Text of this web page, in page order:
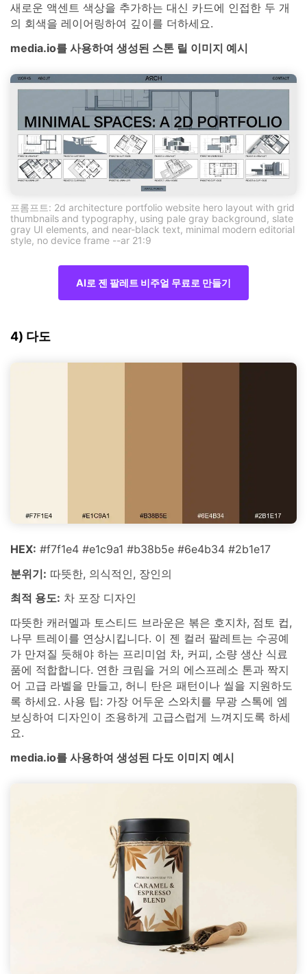
새로운 액센트 색상을 추가하는 대신 카드에 인접한 두 개
의 회색을 레이어링하여 깊이를 더하세요.
media.io를 사용하여 생성된 스톤 릴 이미지 예시
프롬프트: 2d architecture portfolio website hero layout with grid
thumbnails and typography, using pale gray background, slate
gray UI elements, and near-black text, minimal modern editorial
style, no device frame --ar 21:9
AI로 젠 팔레트 비주얼 무료로 만들기
4) 다도
HEX: #f7f1e4 #e1c9a1 #b38b5e #6e4b34 #2b1e17
분위기: 따뜻한, 의식적인, 장인의
최적 용도: 차 포장 디자인
따뜻한 캐러멜과 토스티드 브라운은 볶은 호지차, 점토 컵,
나무 트레이를 연상시킵니다. 이 젠 컬러 팔레트는 수공예
가 만져질 듯해야 하는 프리미엄 차, 커피, 소량 생산 식료
품에 적합합니다. 연한 크림을 거의 에스프레소 톤과 짝지
어 고급 라벨을 만들고, 허니 탄은 패턴이나 씰을 지원하도
록 하세요. 사용 팁: 가장 어두운 스와치를 무광 스톡에 엠
보싱하여 디자인이 조용하게 고급스럽게 느껴지도록 하세
요.
media.io를 사용하여 생성된 다도 이미지 예시